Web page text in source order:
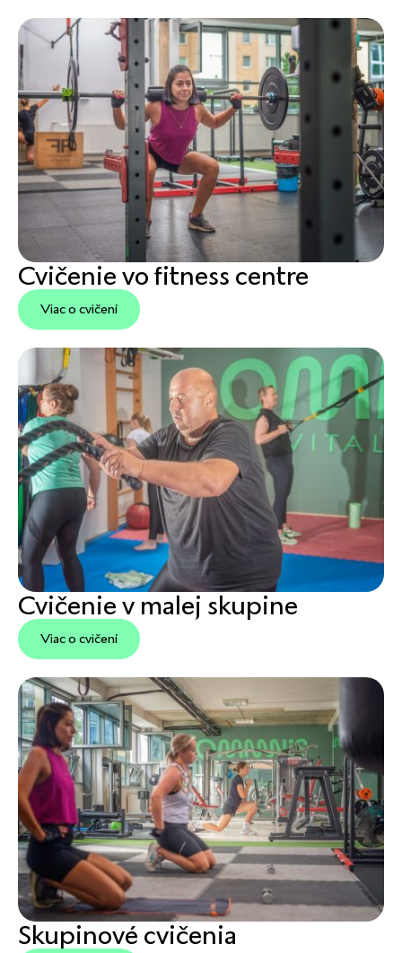
Cvičenie vo fitness centre
Viac o cvičení
Cvičenie v malej skupine
Viac o cvičení
Skupinové cvičenia